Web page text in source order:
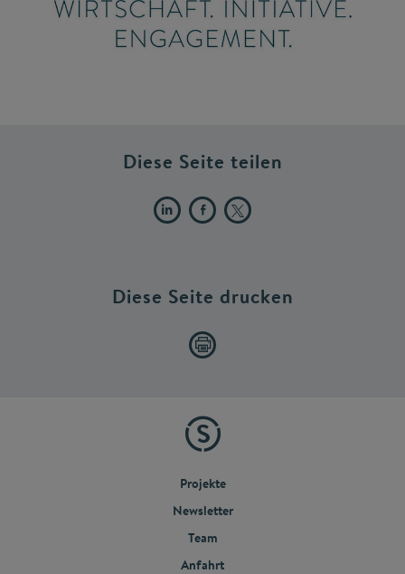
Diese Seite teilen
Diese Seite drucken
Projekte
Newsletter
Team
Anfahrt